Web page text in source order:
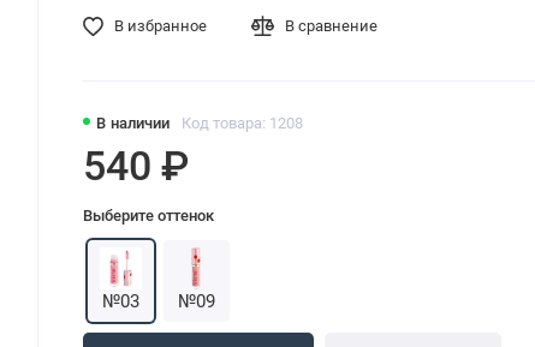
В наличии Код товара: 1208
540 ₽
Выберите оттенок
№03 №09
В избранное В сравнение